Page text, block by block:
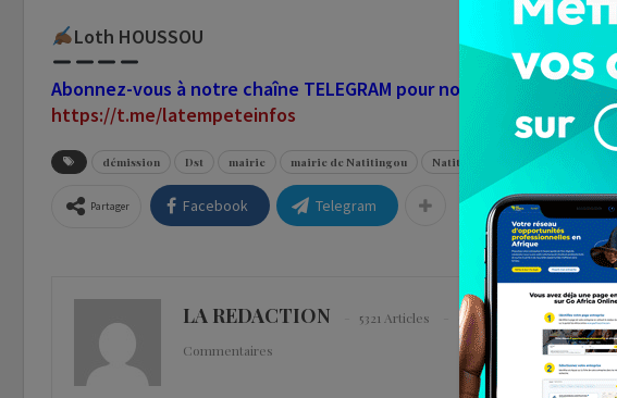
Loth HOUSSOU
Abonnez-vous à notre chaîne TELEGRAM pour nous suivre 24h/24,
https://t.me/latempeteinfos
démission Dst mairie mairie de Natitingou Natitingou PRMP
Partager Facebook Telegram
LA REDACTION 5321 Articles
0
Commentaires